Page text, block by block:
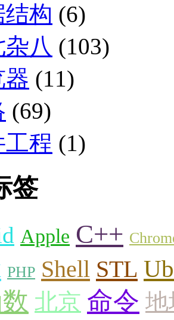
构 (6)
八 (103)
器 (11)
(69)
程 (1)
签
Apple C++
PHP Shell STL
北京 命令 地